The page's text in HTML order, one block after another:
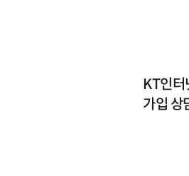
KT인터
가입 상